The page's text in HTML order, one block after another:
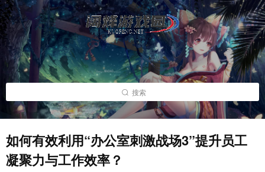
搜索
如何有效利用“办公室刺激战场3”提升员工
凝聚力与工作效率？